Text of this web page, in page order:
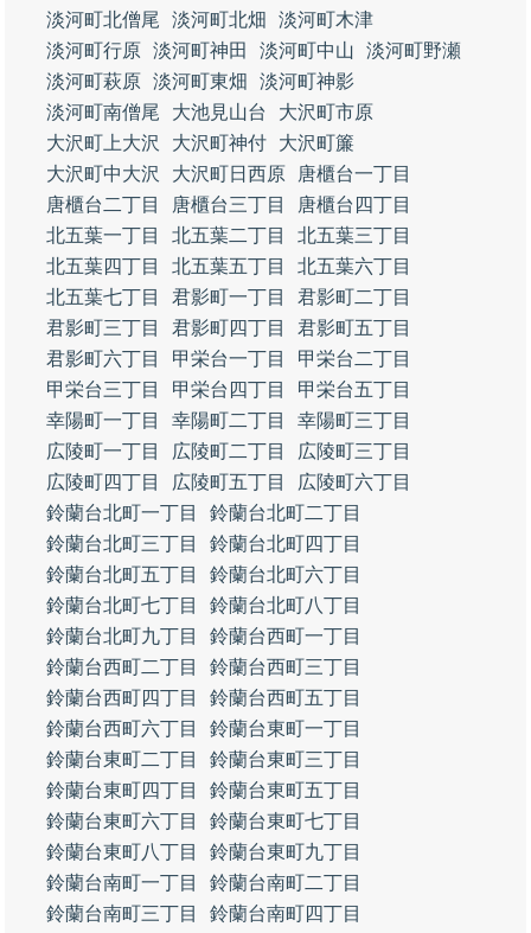
淡河町北僧尾
淡河町北畑
淡河町木津
淡河町行原 淡河町神田 淡河町中山
淡河町野瀬
淡河町萩原 淡河町東畑
淡河町神影
淡河町南僧尾
大池見山台
大沢町市原
大沢町上大沢
大沢町神付
大沢町簾
大沢町中大沢
大沢町日西原
唐櫃台一丁目
唐櫃台二丁目
唐櫃台三丁目
唐櫃台四丁目
北五葉一丁目
北五葉二丁目
北五葉三丁目
北五葉四丁目
北五葉五丁目
北五葉六丁目
北五葉七丁目
君影町一丁目
君影町二丁目
君影町三丁目
君影町四丁目
君影町五丁目
君影町六丁目
甲栄台一丁目
甲栄台二丁目
甲栄台三丁目
甲栄台四丁目
甲栄台五丁目
幸陽町一丁目
幸陽町二丁目
幸陽町三丁目
広陵町一丁目
広陵町二丁目
広陵町三丁目
広陵町四丁目
広陵町五丁目
広陵町六丁目
鈴蘭台北町一丁目
鈴蘭台北町二丁目
鈴蘭台北町三丁目
鈴蘭台北町四丁目
鈴蘭台北町五丁目
鈴蘭台北町六丁目
鈴蘭台北町七丁目
鈴蘭台北町八丁目
鈴蘭台北町九丁目
鈴蘭台西町一丁目
鈴蘭台西町二丁目
鈴蘭台西町三丁目
鈴蘭台西町四丁目
鈴蘭台西町五丁目
鈴蘭台西町六丁目
鈴蘭台東町一丁目
鈴蘭台東町二丁目
鈴蘭台東町三丁目
鈴蘭台東町四丁目
鈴蘭台東町五丁目
鈴蘭台東町六丁目
鈴蘭台東町七丁目
鈴蘭台東町八丁目
鈴蘭台東町九丁目
鈴蘭台南町一丁目
鈴蘭台南町二丁目
鈴蘭台南町三丁目
鈴蘭台南町四丁目